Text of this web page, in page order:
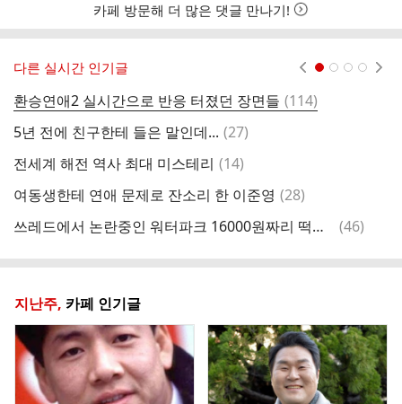
카페 방문해 더 많은 댓글 만나기!
다른 실시간 인기글
환승연애2 실시간으로 반응 터졌던 장면들 댓
글
(114)
5년 전에 친구한테 들은 말인데... 댓
(27)
전세계 해전 역사 최대 미스테리 댓
(14)
여동생한테 연애 문제로 잔소리 한 이준영 댓
(28)
쓰레드에서 논란중인 워터파크 16000원짜리 떡볶이ㄷㄷ.jpg
댓
(46)
지난주, 카페 인기글